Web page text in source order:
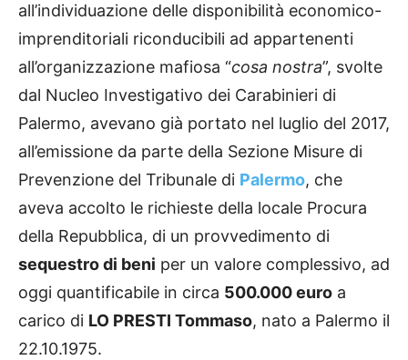
all’individuazione delle disponibilità economico-
imprenditoriali riconducibili ad appartenenti
all’organizzazione mafiosa “cosa nostra”, svolte
dal Nucleo Investigativo dei Carabinieri di
Palermo, avevano già portato nel luglio del 2017,
all’emissione da parte della Sezione Misure di
Prevenzione del Tribunale di Palermo, che
aveva accolto le richieste della locale Procura
della Repubblica, di un provvedimento di
sequestro di beni per un valore complessivo, ad
oggi quantificabile in circa 500.000 euro a
carico di LO PRESTI Tommaso, nato a Palermo il
22.10.1975.